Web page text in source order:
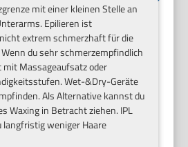
mit einer kleinen Stelle an
Epilieren ist
extrem schmerzhaft für die
du sehr schmerzempfindlich
mit Massageaufsatz oder
Wet-&Dry-Geräte
Als Alternative kannst du
Waxing in Betracht ziehen. IPL
langfristig weniger Haare